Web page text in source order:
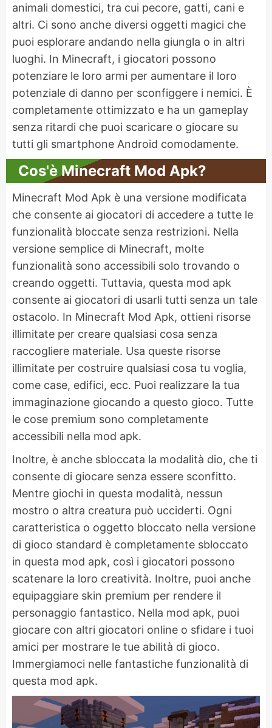
animali domestici, tra cui pecore, gatti, cani e
altri. Ci sono anche diversi oggetti magici che
puoi esplorare andando nella giungla o in altri
luoghi. In Minecraft, i giocatori possono
potenziare le loro armi per aumentare il loro
potenziale di danno per sconfiggere i nemici. È
completamente ottimizzato e ha un gameplay
senza ritardi che puoi scaricare o giocare su
tutti gli smartphone Android comodamente.
Cos'è Minecraft Mod Apk?
Minecraft Mod Apk è una versione modificata
che consente ai giocatori di accedere a tutte le
funzionalità bloccate senza restrizioni. Nella
versione semplice di Minecraft, molte
funzionalità sono accessibili solo trovando o
creando oggetti. Tuttavia, questa mod apk
consente ai giocatori di usarli tutti senza un tale
ostacolo. In Minecraft Mod Apk, ottieni risorse
illimitate per creare qualsiasi cosa senza
raccogliere materiale. Usa queste risorse
illimitate per costruire qualsiasi cosa tu voglia,
come case, edifici, ecc. Puoi realizzare la tua
immaginazione giocando a questo gioco. Tutte
le cose premium sono completamente
accessibili nella mod apk.
Inoltre, è anche sbloccata la modalità dio, che ti
consente di giocare senza essere sconfitto.
Mentre giochi in questa modalità, nessun
mostro o altra creatura può ucciderti. Ogni
caratteristica o oggetto bloccato nella versione
di gioco standard è completamente sbloccato
in questa mod apk, così i giocatori possono
scatenare la loro creatività. Inoltre, puoi anche
equipaggiare skin premium per rendere il
personaggio fantastico. Nella mod apk, puoi
giocare con altri giocatori online o sfidare i tuoi
amici per mostrare le tue abilità di gioco.
Immergiamoci nelle fantastiche funzionalità di
questa mod apk.